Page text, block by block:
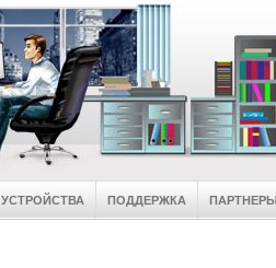
УСТРОЙСТВА ПОДДЕРЖКА ПАРТНЕРЫ